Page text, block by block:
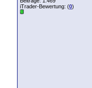
iTrader-Bewertung: (0)